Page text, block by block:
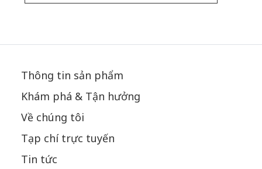
Thông tin sản phẩm
Khám phá & Tận hưởng
Về chúng tôi
Tạp chí trực tuyến
Tin tức